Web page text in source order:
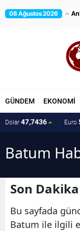
08 Ağustos 2026
GÜNDEM EKONOMİ
Dolar 47,7436 Euro
Batum
Son
Bu sayfada
Batum ile ilgili